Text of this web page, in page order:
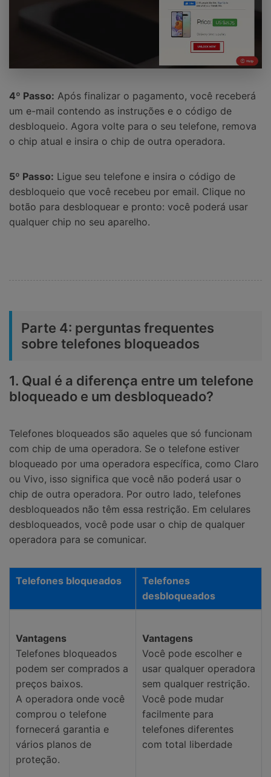
4º Passo: Após finalizar o pagamento, você receberá
um e-mail contendo as instruções e o código de
desbloqueio. Agora volte para o seu telefone, remova
o chip atual e insira o chip de outra operadora.
5º Passo: Ligue seu telefone e insira o código de
desbloqueio que você recebeu por email. Clique no
botão para desbloquear e pronto: você poderá usar
qualquer chip no seu aparelho.
Parte 4: perguntas frequentes
sobre telefones bloqueados
1. Qual é a diferença entre um telefone
bloqueado e um desbloqueado?
Telefones bloqueados são aqueles que só funcionam
com chip de uma operadora. Se o telefone estiver
bloqueado por uma operadora específica, como Claro
ou Vivo, isso significa que você não poderá usar o
chip de outra operadora. Por outro lado, telefones
desbloqueados não têm essa restrição. Em celulares
desbloqueados, você pode usar o chip de qualquer
operadora para se comunicar.
Telefones bloqueados
Telefones
desbloqueados
Vantagens
Telefones bloqueados
podem ser comprados a
preços baixos.
A operadora onde você
comprou o telefone
fornecerá garantia e
vários planos de
proteção.
Vantagens
Você pode escolher e
usar qualquer operadora
sem qualquer restrição.
Você pode mudar
facilmente para
telefones diferentes
com total liberdade